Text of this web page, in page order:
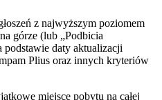
z najwyższym poziomem
górze (lub „Podbicia
podstawie daty aktualizacji
Plius oraz innych kryteriów
miejsce pobytu na całej